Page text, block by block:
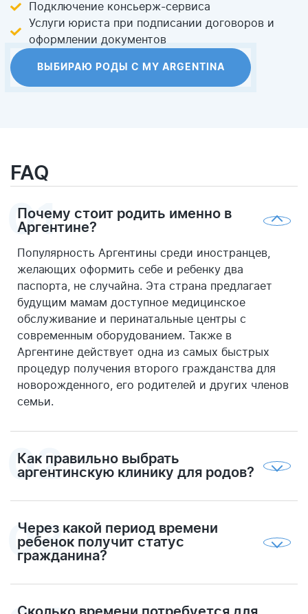
Подключение консьерж-сервиса
Услуги юриста при подписании договоров и
оформлении документов
ВЫБИРАЮ РОДЫ С MY ARGENTINA
FAQ
Почему стоит родить именно в
Аргентине?
Популярность Аргентины среди иностранцев,
желающих оформить себе и ребенку два
паспорта, не случайна. Эта страна предлагает
будущим мамам доступное медицинское
обслуживание и перинатальные центры с
современным оборудованием. Также в
Аргентине действует одна из самых быстрых
процедур получения второго гражданства для
новорожденного, его родителей и других членов
семьи.
Как правильно выбрать
аргентинскую клинику для родов?
Аргентины займутся специалисты компании My
Argentina. Среди наших партнеров есть
престижные медицинские учреждения, с
которыми мы работаем длительное время. Вы
характеристиками на нашем сайте.
Через какой период времени
ребенок получит статус
гражданина?
сопровождении юриста компании My Argentina
отправитесь в аргентинские государственные